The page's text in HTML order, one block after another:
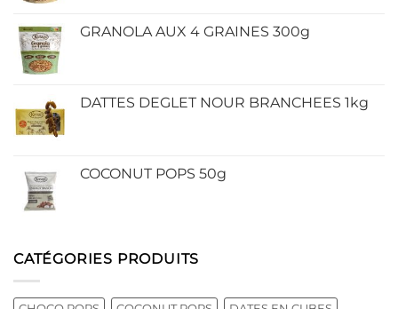
GRANOLA AUX 4 GRAINES 300g
DATTES DEGLET NOUR BRANCHEES 1kg
COCONUT POPS 50g
CATÉGORIES PRODUITS